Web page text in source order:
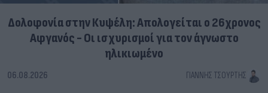
Δολοφονία στην Κυψέλη: Απολογείται ο 26χρονος
Αφγανός - Οι ισχυρισμοί για τον άγνωστο
ηλικιωμένο
06.08.2026 ΓΙΆΝΝΗΣ ΤΣΟΎΡΤΗΣ